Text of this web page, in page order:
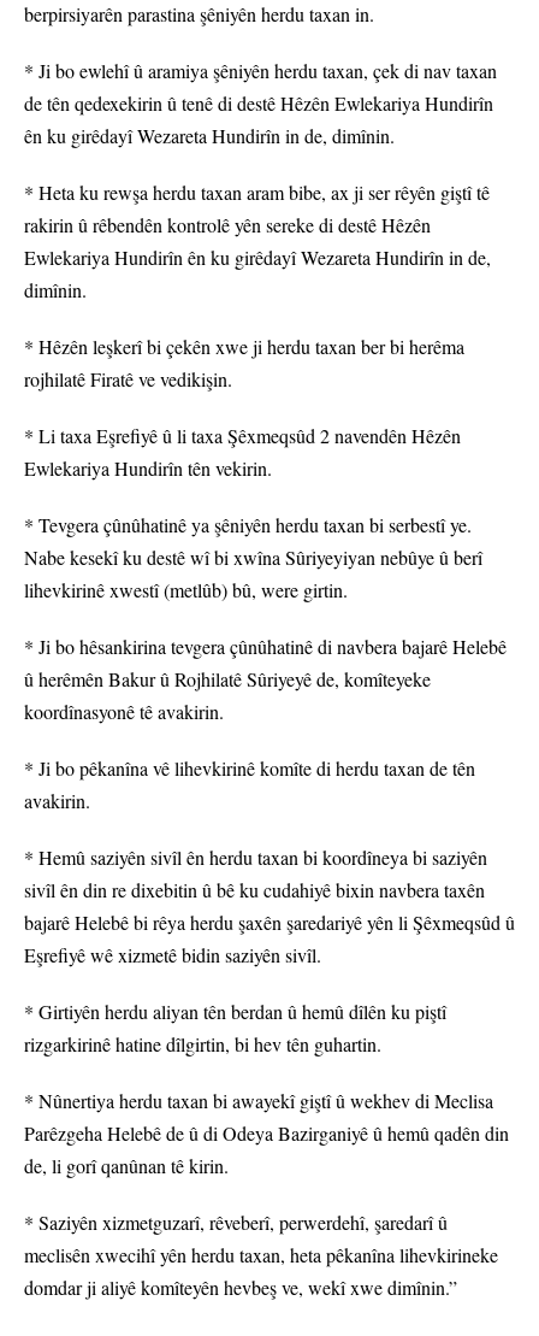
berpirsiyarên parastina şêniyên herdu taxan in.
* Ji bo ewlehî û aramiya şêniyên herdu taxan, çek di nav taxan
de tên qedexekirin û tenê di destê Hêzên Ewlekariya Hundirîn
ên ku girêdayî Wezareta Hundirîn in de, dimînin.
* Heta ku rewşa herdu taxan aram bibe, ax ji ser rêyên giştî tê
rakirin û rêbendên kontrolê yên sereke di destê Hêzên
Ewlekariya Hundirîn ên ku girêdayî Wezareta Hundirîn in de,
dimînin.
* Hêzên leşkerî bi çekên xwe ji herdu taxan ber bi herêma
rojhilatê Firatê ve vedikişin.
* Li taxa Eşrefiyê û li taxa Şêxmeqsûd 2 navendên Hêzên
Ewlekariya Hundirîn tên vekirin.
* Tevgera çûnûhatinê ya şêniyên herdu taxan bi serbestî ye.
Nabe kesekî ku destê wî bi xwîna Sûriyeyiyan nebûye û berî
lihevkirinê xwestî (metlûb) bû, were girtin.
* Ji bo hêsankirina tevgera çûnûhatinê di navbera bajarê Helebê
û herêmên Bakur û Rojhilatê Sûriyeyê de, komîteyeke
koordînasyonê tê avakirin.
* Ji bo pêkanîna vê lihevkirinê komîte di herdu taxan de tên
avakirin.
* Hemû saziyên sivîl ên herdu taxan bi koordîneya bi saziyên
sivîl ên din re dixebitin û bê ku cudahiyê bixin navbera taxên
bajarê Helebê bi rêya herdu şaxên şaredariyê yên li Şêxmeqsûd û
Eşrefiyê wê xizmetê bidin saziyên sivîl.
* Girtiyên herdu aliyan tên berdan û hemû dîlên ku piştî
rizgarkirinê hatine dîlgirtin, bi hev tên guhartin.
* Nûnertiya herdu taxan bi awayekî giştî û wekhev di Meclisa
Parêzgeha Helebê de û di Odeya Bazirganiyê û hemû qadên din
de, li gorî qanûnan tê kirin.
* Saziyên xizmetguzarî, rêveberî, perwerdehî, şaredarî û
meclisên xwecihî yên herdu taxan, heta pêkanîna lihevkirineke
domdar ji aliyê komîteyên hevbeş ve, wekî xwe dimînin.”